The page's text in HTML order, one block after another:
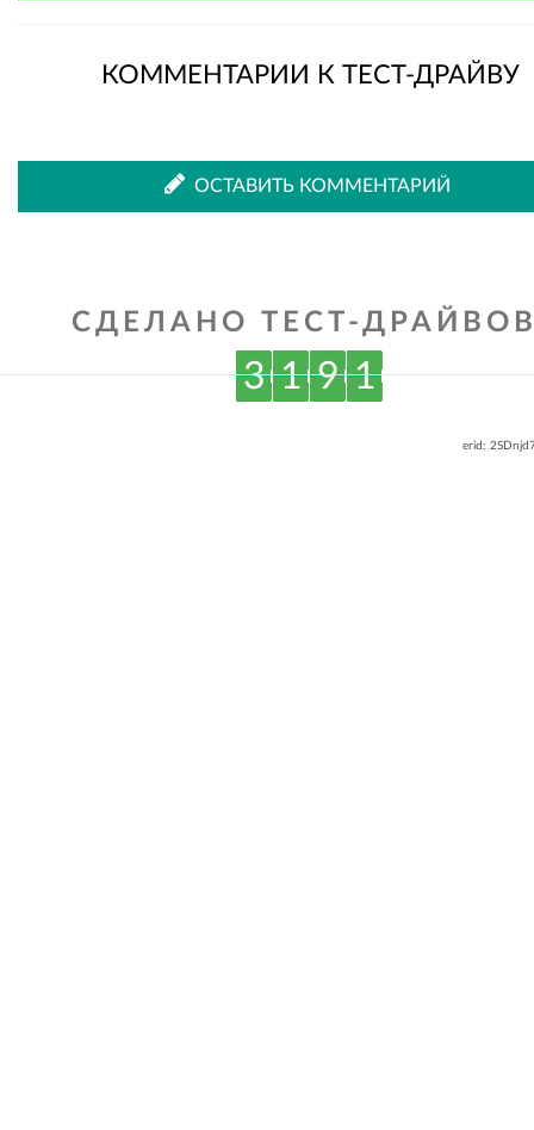
КОММЕНТАРИИ К ТЕСТ-ДРАЙВУ
ОСТАВИТЬ КОММЕНТАРИЙ
СДЕЛАНО ТЕСТ-
3 1 9 1
erid: